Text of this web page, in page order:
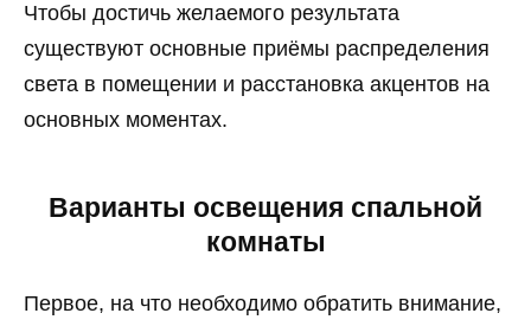
Чтобы достичь желаемого результата
существуют основные приёмы распределения
света в помещении и расстановка акцентов на
основных моментах.
Варианты освещения спальной
комнаты
Первое, на что необходимо обратить внимание,